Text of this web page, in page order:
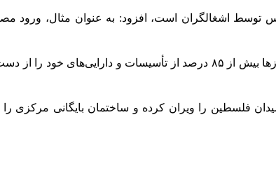
توسط اشغالگران است، افزود: به عنوان مثال، ورود